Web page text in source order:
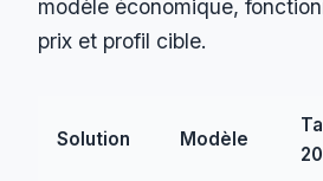
modèle économique,
prix et profil cible.
Solution Modèle